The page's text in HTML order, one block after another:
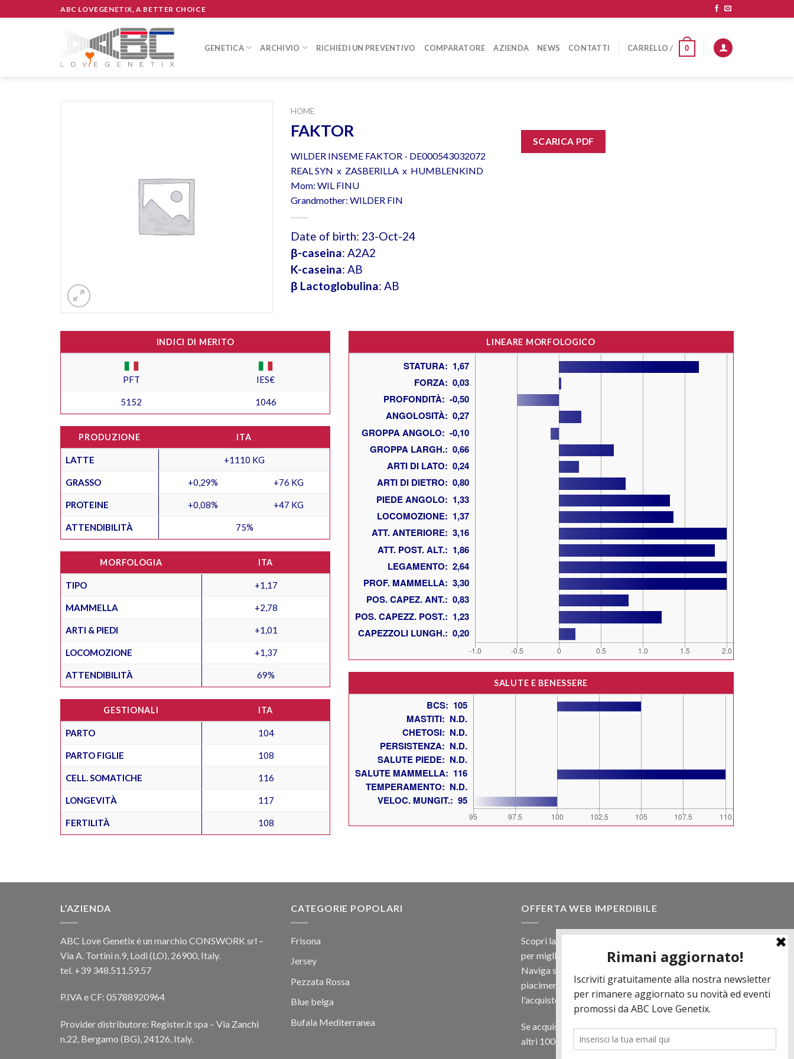
to
ABC LOVEGENETIX, A BETTER CHOICE
GENETICA ARCHIVIO RICHIEDI UN PREVENTIVO COMPARATORE AZIENDA NEWS CONTATTI CARRELLO / 0
HOME
FAKTOR
WILDER INSEME FAKTOR - DE000543032072
REAL SYN x ZASBERILLA x HUMBLENKIND
Mom: WIL FINU
Grandmother: WILDER FIN
Date of birth: 23-Oct-24
β-caseina: A2A2
K-caseina: AB
β Lactoglobulina: AB
SCARICA PDF
INDICI DI MERITO
PFT IES€
5152 1046
PRODUZIONE ITA
LATTE +1110 KG
GRASSO +0,29% +76 KG
PROTEINE +0,08% +47 KG
ATTENDIBILITÀ 75%
MORFOLOGIA ITA
TIPO +1,17
MAMMELLA +2,78
ARTI & PIEDI +1,01
LOCOMOZIONE +1,37
ATTENDIBILITÀ 69%
GESTIONALI ITA
PARTO 104
PARTO FIGLIE 108
CELL. SOMATICHE 116
LONGEVITÀ 117
FERTILITÀ 108
LINEARE MORFOLOGICO
SALUTE E BENESSERE
L’AZIENDA
ABC Love Genetix è un marchio CONSWORK srl –
Via A. Tortini n.9, Lodi (LO), 26900, Italy.
tel. +39 348.511.59.57
P.IVA e CF: 05788920964
Provider distributore: Register.it spa – Via Zanchi
n.22, Bergamo (BG), 24126, Italy.
CATEGORIE POPOLARI
Frisona
Jersey
Pezzata Rossa
Blue belga
Bufala Mediterranea
OFFERTA WEB IMPERDIBILE
Scopri la nostra offerta web! Un prezzo mai visto,
per migliaia di prodotti.
Naviga sul sito e scegli il tuo toro filtrando a
piacimento e scopri quanto può essere vantaggioso
l'acquisto online.
Se acquisti almeno 500€ di prodotti in regalo per te
altri 100 € in Tori. Contattaci per più informazioni.